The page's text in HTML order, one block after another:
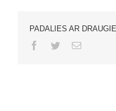
PADALIES AR
Facebook
TwitterEmail